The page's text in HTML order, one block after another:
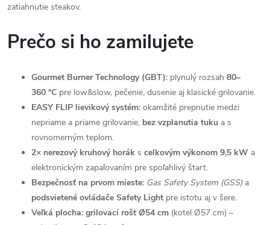
zatiahnutie steakov.
Prečo si ho zamilujete
Gourmet Burner Technology (GBT): plynulý rozsah 80–
360 °C pre low&slow, pečenie, dusenie aj klasické grilovanie.
EASY FLIP lievikový systém: okamžité prepnutie medzi
nepriame a priame grilovanie, bez vzplanutia tuku a s
rovnomerným teplom.
2× nerezový kruhový horák s celkovým výkonom 9,5 kW a
elektronickým zapaľovaním pre spoľahlivý štart.
Bezpečnosť na prvom mieste: Gas Safety System (GSS)a
podsvietené ovládače Safety Light pre istotu aj v šere.
Veľká plocha: grilovací rošt Ø54 cm (kotel Ø57 cm) –